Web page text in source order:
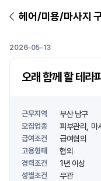
헤어/미용/마사지
2026-05-13
오래 함께 할 테라
근무지역 부산 남구
모집업종 피부관리 마
급여조건 급여협의
고용형태 협의
경력조건 1년 이상
성별조건 무관